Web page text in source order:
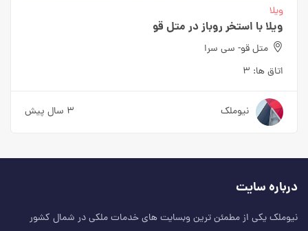
ویلا
ویلا با استخر روباز در متل قو
متل قو- سی سرا
اتاق ها: ۳
نیوملک ۳ سال پیش
درباره سایت
نیوملک یکی از مطمئن‌ ترین وبسایت های خدمات ملکی در شمال کشور